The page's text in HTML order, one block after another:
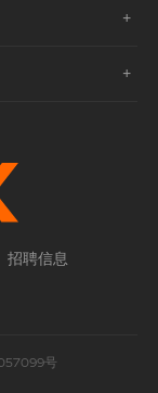
招聘信息
号